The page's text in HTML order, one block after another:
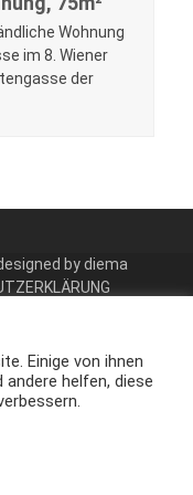
Wohnung
im 8. Wiener
der
by diema
Einige von ihnen
helfen, diese